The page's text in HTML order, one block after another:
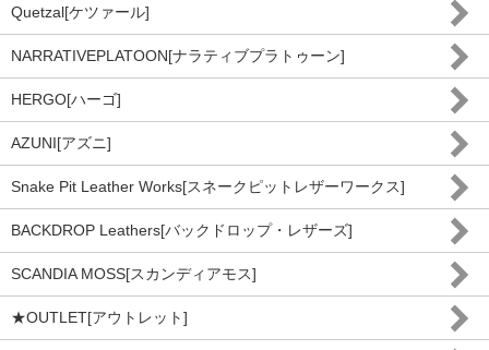
Quetzal[ケツァール]
NARRATIVEPLATOON[ナラティブプラトゥーン]
HERGO[ハーゴ]
AZUNI[アズニ]
Snake Pit Leather Works[スネークピットレザーワークス]
BACKDROP Leathers[バックドロップ・レザーズ]
SCANDIA MOSS[スカンディアモス]
★OUTLET[アウトレット]